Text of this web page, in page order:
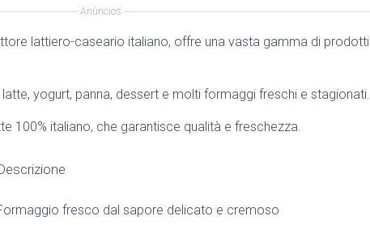
Anúncios
lattiero-caseario italiano, offre una vasta gamma di prodotti
yogurt, panna, dessert e molti formaggi freschi e stagionati.
100% italiano, che garantisce qualità e freschezza.
fresco dal sapore delicato e cremoso